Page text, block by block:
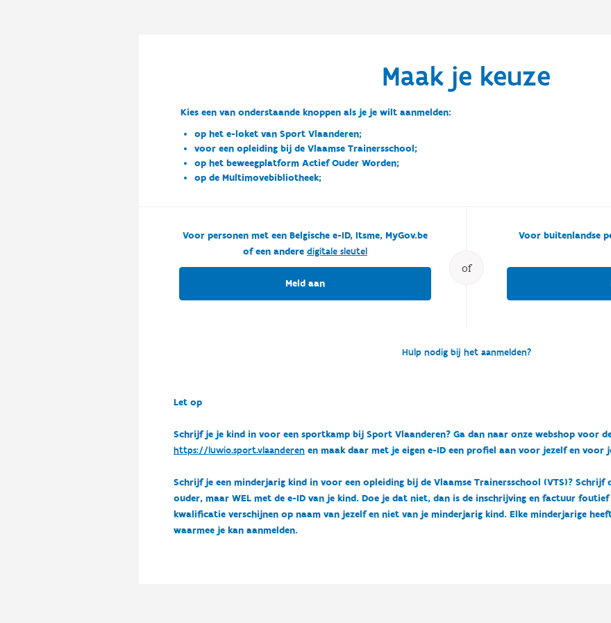
Maak je keuze
Kies een van onderstaande knoppen als je je wilt aanmelden:
op het e-loket van Sport Vlaanderen;
voor een opleiding bij de Vlaamse Trainersschool;
op het beweegplatform Actief Ouder Worden;
op de Multimovebibliotheek;
of
Voor personen met een Belgische e-ID, Itsme, MyGov.be
of een andere digitale sleutel
Meld aan
Voor buitenlandse
Hulp nodig bij het aanmelden?
Let op
Schrijf je je kind in voor een sportkamp bij Sport Vlaanderen? Ga dan naar onze webshop voor
https://luwio.sport.vlaanderenen maak daar met je eigen e-ID een profiel aan voor jezelf en voor
Schrijf je een minderjarig kind in voor een opleiding bij de Vlaamse Trainersschool (VTS)? Schrijf
ouder, maar WEL met de e-ID van je kind. Doe je dat niet, dan is de inschrijving en factuur foutief
kwalificatie verschijnen op naam van jezelf en niet van je minderjarig kind. Elke minderjarige
waarmee je kan aanmelden.